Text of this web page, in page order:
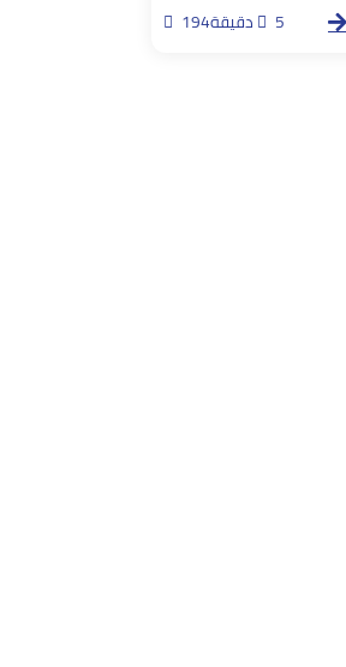
5 دقيقة 194